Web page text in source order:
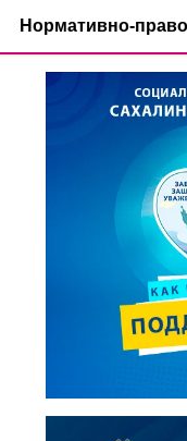
Нормативно-